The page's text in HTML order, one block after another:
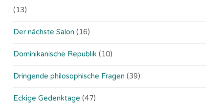
(13)
Der nächste Salon (16)
Dominikanische Republik (10)
Dringende philosophische Fragen (39)
Eckige Gedenktage (47)